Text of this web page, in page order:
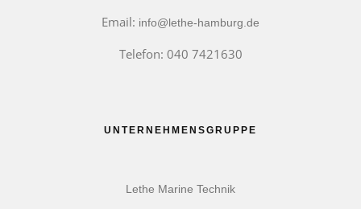
Email: info@lethe-hamburg.de
Telefon: 040 7421630
UNTERNEHMENSGRUPPE
Lethe Marine Technik